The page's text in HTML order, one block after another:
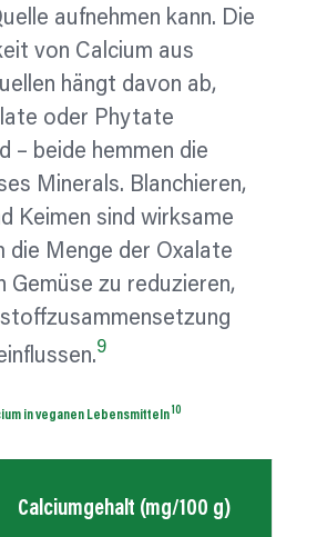
aufnehmen kann. Die
von Calcium aus
hängt davon ab,
oder Phytate
– beide hemmen die
Minerals. Blanchieren,
Keimen sind wirksame
die Menge der Oxalate
Gemüse zu reduzieren,
9
in veganen Lebensmitteln10
Calciumgehalt (mg/100 g)